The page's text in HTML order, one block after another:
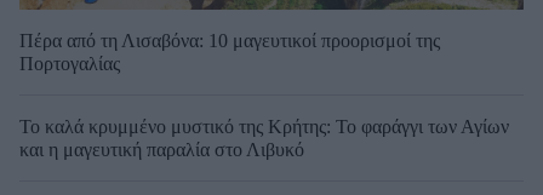
Πέρα από τη Λισαβόνα: 10 μαγευτικοί προορισμοί της
Πορτογαλίας
Το καλά κρυμμένο μυστικό της Κρήτης: Το φαράγγι των Αγίων
και η μαγευτική παραλία στο Λιβυκό